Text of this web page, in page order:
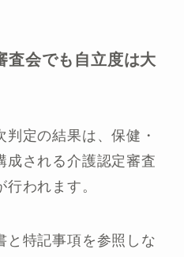
査会でも自立度は大
定の結果は、保健・
成される介護認定審査
われます。
と特記事項を参照しな